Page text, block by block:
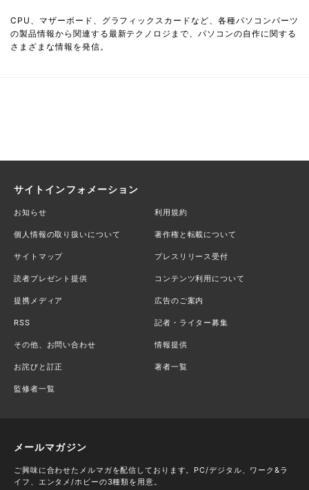
CPU、マザーボード、グラフィックスカードなど、各種パソコンパーツ
の製品情報から関連する最新テクノロジまで、パソコンの自作に関する
さまざまな情報を発信。
サイトインフォメーション
お知らせ 利用規約
個人情報の取り扱いについて 著作権と転載について
サイトマップ プレスリリース受付
読者プレゼント提供 コンテンツ利用について
提携メディア 広告のご案内
RSS 記者・ライター募集
その他、お問い合わせ 情報提供
お詫びと訂正 著者一覧
監修者一覧
メールマガジン
ご興味に合わせたメルマガを配信しております。PC/デジタル、ワーク&ラ
イフ、エンタメ/ホビーの3種類を用意。